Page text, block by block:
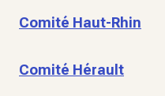
Comité Haut-Rhin
Comité Hérault